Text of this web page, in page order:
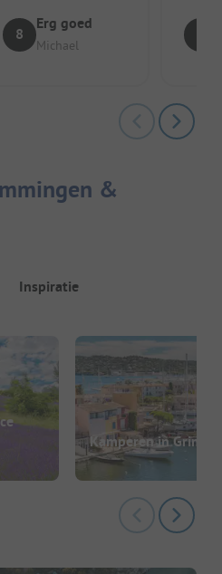
8
Erg goed
Michael
&
Inspiratie
Kamperen in